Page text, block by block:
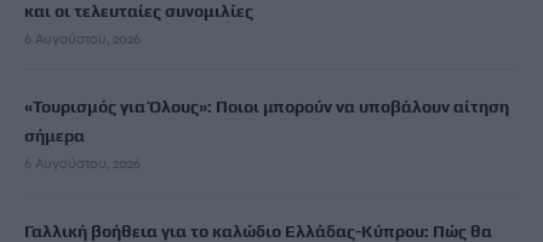
και οι τελευταίες συνομιλίες
6 Αυγούστου, 2026
«Τουρισμός για Όλους»: Ποιοι μπορούν να υποβάλουν αίτηση
σήμερα
6 Αυγούστου, 2026
Γαλλική βοήθεια για το καλώδιο Ελλάδας-Κύπρου: Πώς θα